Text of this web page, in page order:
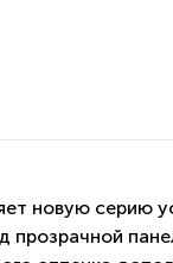
новую серию